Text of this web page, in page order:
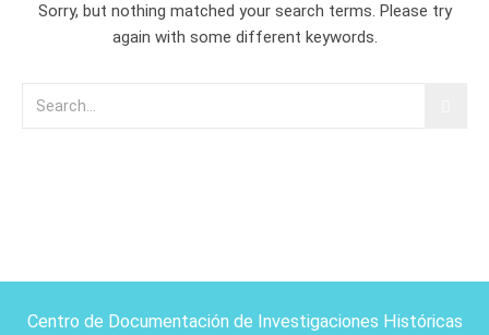
Sorry, but nothing matched your search terms. Please try
again with some different keywords.
Centro de Documentación de Investigaciones Históricas